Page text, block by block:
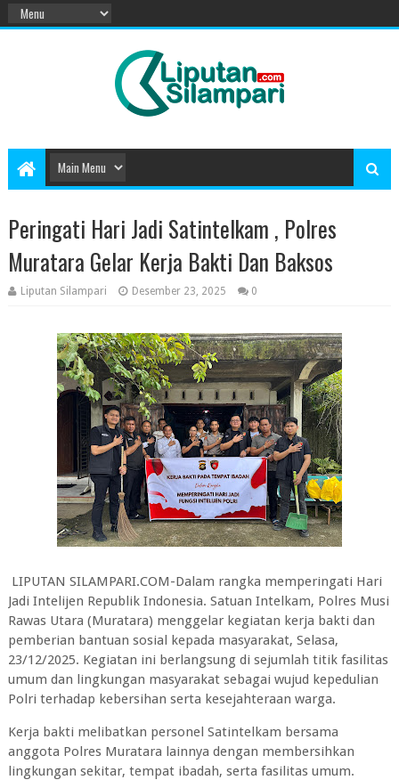
Peringati Hari Jadi Satintelkam , Polres
Muratara Gelar Kerja Bakti Dan Baksos
Liputan Silampari Desember 23, 2025 0
‎LIPUTAN SILAMPARI.COM-Dalam rangka memperingati Hari
Jadi Intelijen Republik Indonesia. Satuan Intelkam, Polres Musi
Rawas Utara (Muratara) menggelar kegiatan kerja bakti dan
pemberian bantuan sosial kepada masyarakat, Selasa,
23/12/2025. Kegiatan ini berlangsung di sejumlah titik fasilitas
umum dan lingkungan masyarakat sebagai wujud kepedulian
Polri terhadap kebersihan serta kesejahteraan warga.
‎Kerja bakti melibatkan personel Satintelkam bersama
anggota Polres Muratara lainnya dengan membersihkan
lingkungan sekitar, tempat ibadah, serta fasilitas umum.